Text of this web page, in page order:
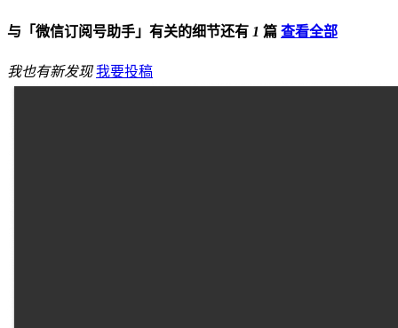
与「微信订阅号助手」有关的细节还有 1 篇 查看全部
我也有新发现 我要投稿